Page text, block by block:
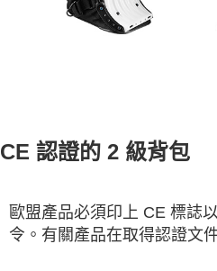
CE 認證的 2 級背包
歐盟產品必須印上 CE 標誌
令。有關產品在取得認證文